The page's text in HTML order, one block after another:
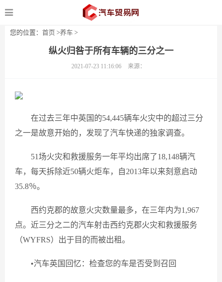
您的位置： 首页 >养车 >
纵火归咎于所有车辆的三分之一
2021-07-23 11:16:06 来源：
在过去三年中英国的54,445辆车火灾中的超过三分
之一是故意开始的，发现了汽车快递的独家调查。
51场火灾和救援服务一年平均出席了18,148辆汽
车，每天拆除近50辆火炬车，自2013年以来刻意启动
35.8％。
西约克郡的故意火灾数量最多，在三年内为1,967
点。近三分之二的汽车射击西约克郡火灾和救援服务
（WYFRS）出于目的而被出租。
•汽车英国回忆：检查您的车是否受到召回